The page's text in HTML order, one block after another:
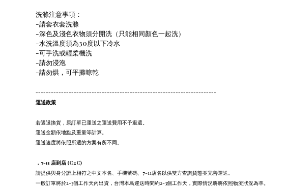
洗滌注意事項：
-請套衣套洗滌
-深色及淺色衣物須分開洗（只能相同顏色一起洗）
-水洗溫度須為30度以下冷水
-可手洗或輕柔機洗
-請勿浸泡
-請勿烘，可平攤晾乾
-----------------------------------------------------------------------
運送政策
若遇退換貨，原訂單已運送之運送費用不予退還。
運送金額依地點及重量等計算。
運送速度將依照所選的方案有所不同。
．7-11 店到店 (C2C)
請提供與身分證上相符之中文本名、手機號碼、7-11店名以供雙方查詢貨態並完善運送。
一般訂單將於2-3個工作天內出貨，台灣本島運送時間約2-3個工作天，實際情況將將依照物流狀況為準。